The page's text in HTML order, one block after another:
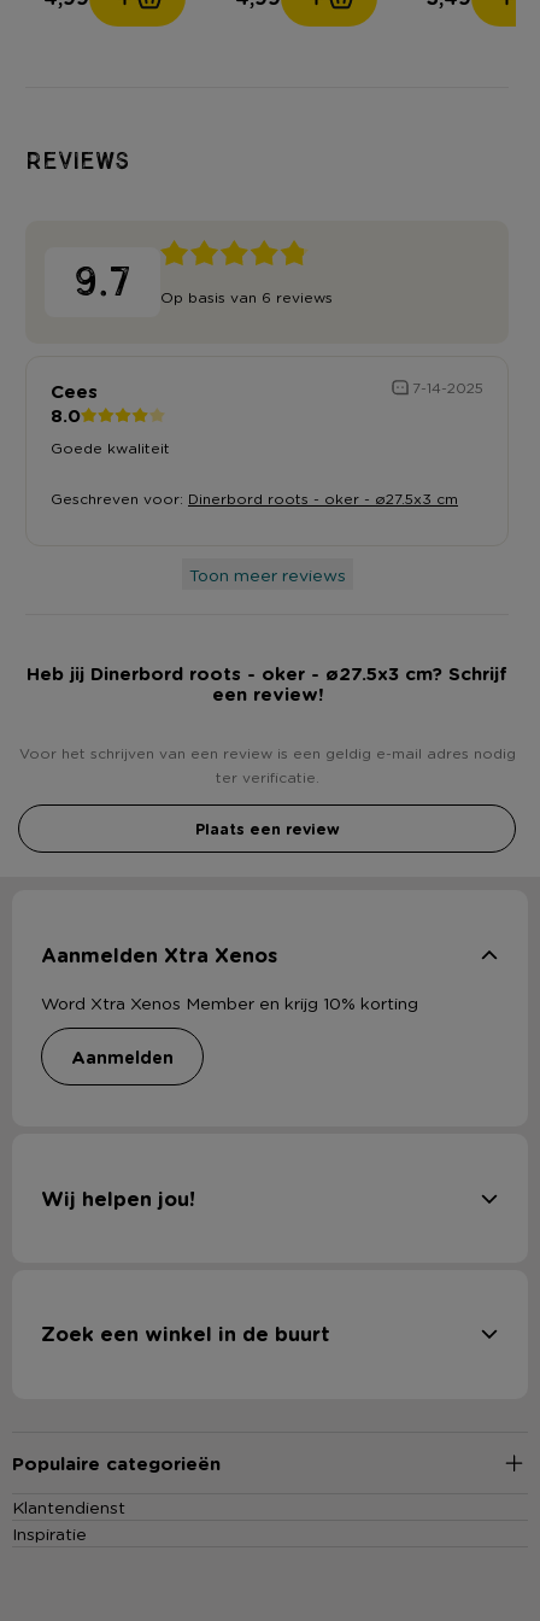
Reviews
9.7 Op basis van 6 reviews
Cees 7-14-2025
8.0
Goede kwaliteit
Geschreven voor: Dinerbord roots - oker - ø27.5x3 cm
Toon meer reviews
Heb jij Dinerbord roots - oker - ø27.5x3 cm? Schrijf
een review!
Voor het schrijven van een review is een geldig e-mail adres nodig
ter verificatie.
Plaats een review
Aanmelden Xtra Xenos
Word Xtra Xenos Member en krijg 10% korting
aanmelden
Wij helpen jou!
Zoek een winkel in de buurt
Populaire categorieën
Klantendienst
Inspiratie